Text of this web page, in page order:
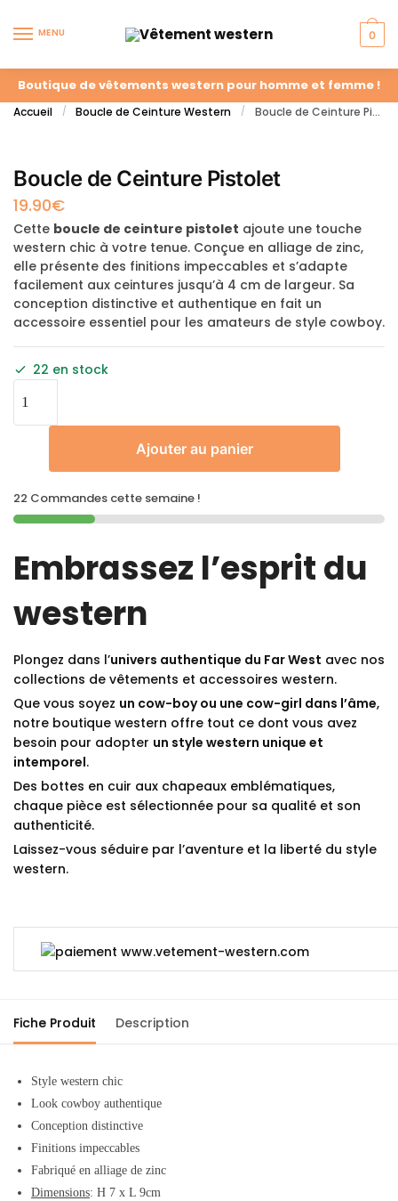
MENU 0
Boutique de vêtements western pour homme et femme !
Accueil / Boucle de Ceinture Western / Boucle de Ceinture Pistolet
Boucle de Ceinture Pistolet
19.90€
Cette boucle de ceinture pistolet ajoute une touche
western chic à votre tenue. Conçue en alliage de zinc,
elle présente des finitions impeccables et s’adapte
facilement aux ceintures jusqu’à 4 cm de largeur. Sa
conception distinctive et authentique en fait un
accessoire essentiel pour les amateurs de style cowboy.
22 en stock
Ajouter au panier
22 Commandes cette semaine !
Embrassez l’esprit du
western
Plongez dans l’univers authentique du Far West avec nos
collections de vêtements et accessoires western.
Que vous soyez un cow-boy ou une cow-girl dans l’âme,
notre boutique western offre tout ce dont vous avez
besoin pour adopter un style western unique et
intemporel.
Des bottes en cuir aux chapeaux emblématiques,
chaque pièce est sélectionnée pour sa qualité et son
authenticité.
Laissez-vous séduire par l’aventure et la liberté du style
western.
Fiche Produit Description
Style western chic
Look cowboy authentique
Conception distinctive
Finitions impeccables
Fabriqué en alliage de zinc
Dimensions: H 7 x L 9cm